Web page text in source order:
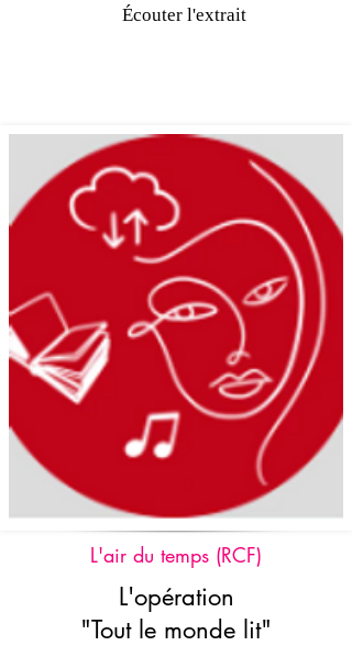
Écouter l'extrait
L'air du temps (RCF)
L'opération
"Tout le monde lit"